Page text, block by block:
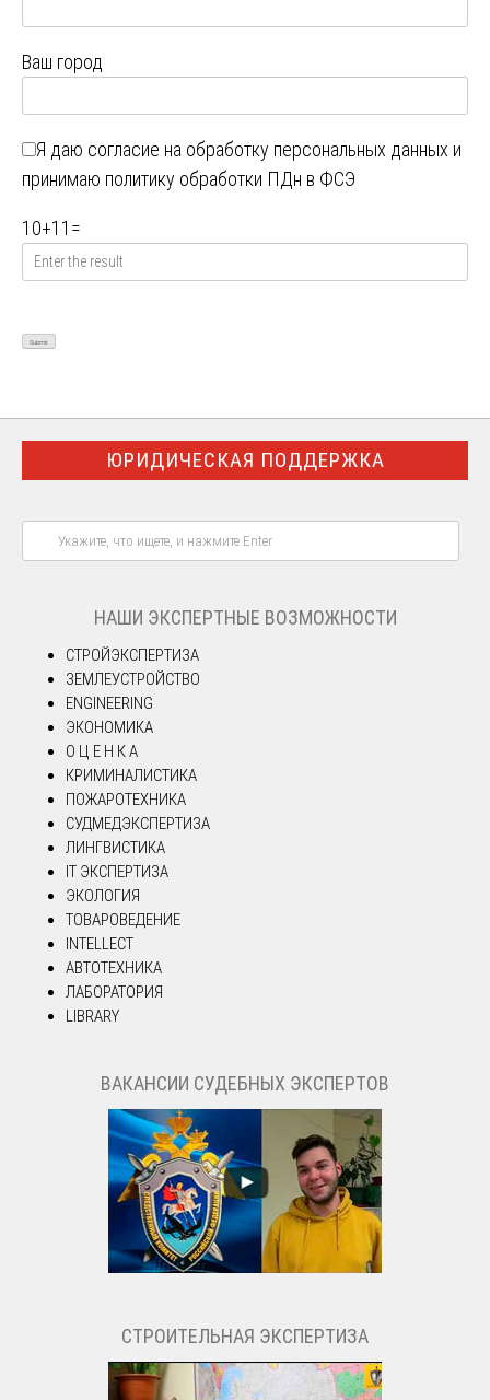
Ваш город
Я даю согласие на обработку персональных данных и
принимаю политику обработки ПДн в ФСЭ
10+11 =
ЮРИДИЧЕСКАЯ ПОДДЕРЖКА
НАШИ ЭКСПЕРТНЫЕ ВОЗМОЖНОСТИ
СТРОЙЭКСПЕРТИЗА
ЗЕМЛЕУСТРОЙСТВО
ENGINEERING
ЭКОНОМИКА
О Ц Е Н К А
КРИМИНАЛИСТИКА
ПОЖАРОТЕХНИКА
СУДМЕДЭКСПЕРТИЗА
ЛИНГВИСТИКА
IT ЭКСПЕРТИЗА
ЭКОЛОГИЯ
ТОВАРОВЕДЕНИЕ
INTELLECT
АВТОТЕХНИКА
ЛАБОРАТОРИЯ
LIBRARY
ВАКАНСИИ СУДЕБНЫХ ЭКСПЕРТОВ
СТРОИТЕЛЬНАЯ ЭКСПЕРТИЗА